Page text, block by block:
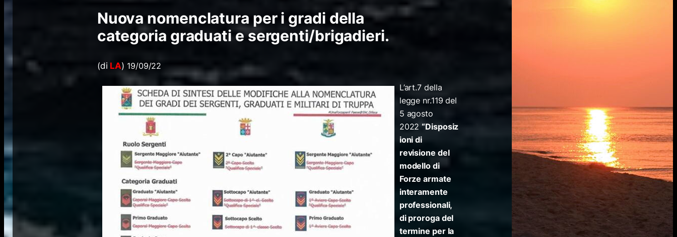
Nuova nomenclatura per i gradi della
categoria graduati esergenti/brigadieri.
(di LA) 19/09/22
L’art.7 della
legge nr.119 del
5 agosto
2022“Disposiz
ioni di
revisione del
modello di
Forze armate
interamente
professionali,
di proroga del
termine per la